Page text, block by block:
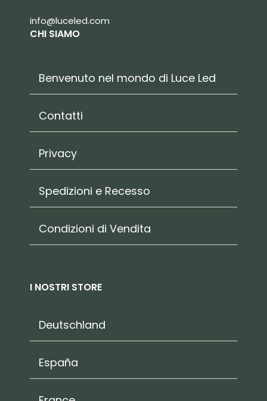
info@luceled.com
CHI SIAMO
Benvenuto nel mondo di Luce Led
Contatti
Privacy
Spedizioni e Recesso
Condizioni di Vendita
I NOSTRI STORE
Deutschland
España